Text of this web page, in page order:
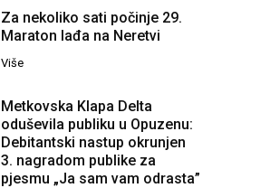
Za nekoliko sati počinje 29.
Maraton lađa na Neretvi
Više
Metkovska Klapa Delta
oduševila publiku u Opuzenu:
Debitantski nastup okrunjen
3. nagradom publike za
pjesmu „Ja sam vam odrasta”